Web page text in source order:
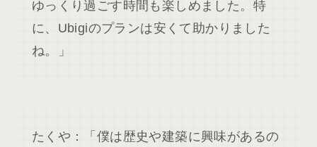
ゆっくり過ごす時間も楽しめました。特
に、Ubigiのプランは安くて助かりました
ね。」
たくや：「僕は歴史や建築に興味があるの